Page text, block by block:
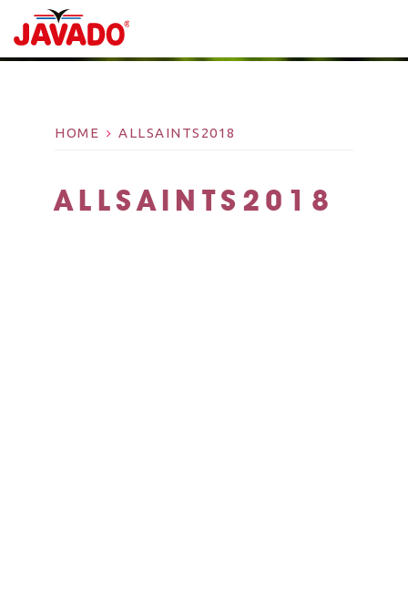
HOME ALLSAINTS2018
ALLSAINTS2018